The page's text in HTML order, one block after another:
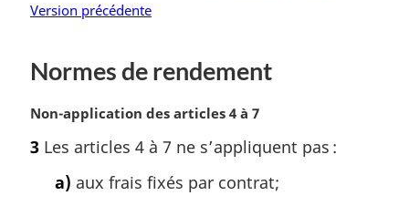
Version précédente
Normes de rendement
N
t
Non-application des articles 4 à 7
3 Les articles 4 à 7 ne s’appliquent pas :
a) aux frais fixés par contrat;